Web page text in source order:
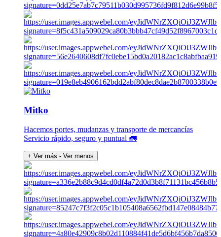
Mitko
Hacemos portes, mudanzas y transporte de mercancías
Servicio rápido, seguro y puntual 🚛
+ Ver más - Ver menos